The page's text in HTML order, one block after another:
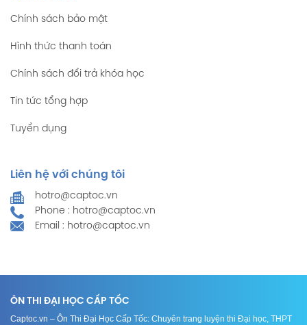
Chính sách bảo mật
Hình thức thanh toán
Chính sách đổi trả khóa học
Tin tức tổng hợp
Tuyển dụng
Liên hệ với chúng tôi
hotro@captoc.vn
Phone : hotro@captoc.vn
Email : hotro@captoc.vn
ÔN THI ĐẠI HỌC CẤP TỐC
Captoc.vn – Ôn Thi Đại Học Cấp Tốc: Chuyên trang luyện thi Đại học, THPT